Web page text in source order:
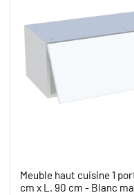
Meuble haut cuisine 1
cm x L. 90 cm - Blanc